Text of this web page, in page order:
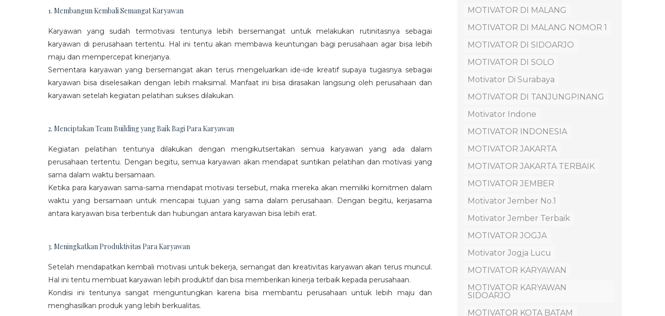
1. Membangun Kembali Semangat Karyawan
Karyawan yang sudah termotivasi tentunya lebih bersemangat untuk melakukan rutinitasnya sebagai
karyawan di perusahaan tertentu. Hal ini tentu akan membawa keuntungan bagi perusahaan agar bisa lebih
maju dan mempercepat kinerjanya.
Sementara karyawan yang bersemangat akan terus mengeluarkan ide-ide kreatif supaya tugasnya sebagai
karyawan bisa diselesaikan dengan lebih maksimal. Manfaat ini bisa dirasakan langsung oleh perusahaan dan
karyawan setelah kegiatan pelatihan sukses dilakukan.
2. Menciptakan Team Building yang Baik Bagi Para Karyawan
Kegiatan pelatihan tentunya dilakukan dengan mengikutsertakan semua karyawan yang ada dalam
perusahaan tertentu. Dengan begitu, semua karyawan akan mendapat suntikan pelatihan dan motivasi yang
sama dalam waktu bersamaan.
Ketika para karyawan sama-sama mendapat motivasi tersebut, maka mereka akan memiliki komitmen dalam
waktu yang bersamaan untuk mencapai tujuan yang sama dalam perusahaan. Dengan begitu, kerjasama
antara karyawan bisa terbentuk dan hubungan antara karyawan bisa lebih erat.
3. Meningkatkan Produktivitas Para Karyawan
Setelah mendapatkan kembali motivasi untuk bekerja, semangat dan kreativitas karyawan akan terus muncul.
Hal ini tentu membuat karyawan lebih produktif dan bisa memberikan kinerja terbaik kepada perusahaan.
Kondisi ini tentunya sangat menguntungkan karena bisa membantu perusahaan untuk lebih maju dan
menghasilkan produk yang lebih berkualitas.
MOTIVATOR DI MALANG
MOTIVATOR DI MALANG NOMOR 1
MOTIVATOR DI SIDOARJO
MOTIVATOR DI SOLO
Motivator Di Surabaya
MOTIVATOR DI TANJUNGPINANG
Motivator Indone
MOTIVATOR INDONESIA
MOTIVATOR JAKARTA
MOTIVATOR JAKARTA TERBAIK
MOTIVATOR JEMBER
Motivator Jember No.1
Motivator Jember Terbaik
MOTIVATOR JOGJA
Motivator Jogja Lucu
MOTIVATOR KARYAWAN
MOTIVATOR KARYAWAN
SIDOARJO
MOTIVATOR KOTA BATAM